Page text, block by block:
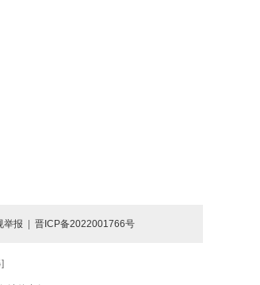
举报 晋ICP备2022001766号